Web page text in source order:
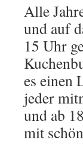
Alle
und auf
15 Uhr
es einen
jeder
und ab
mit